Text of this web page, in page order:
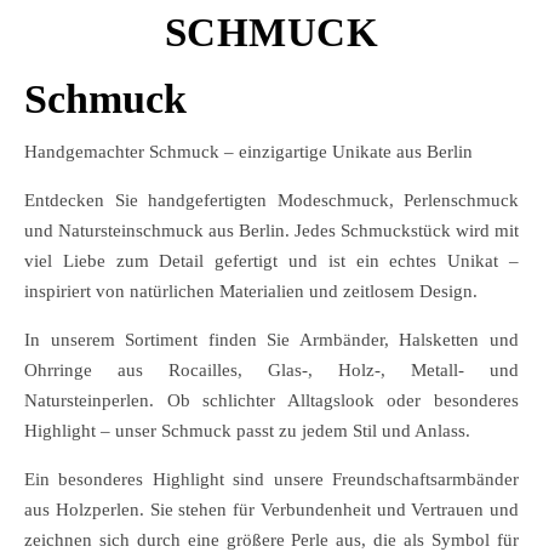
SCHMUCK
Schmuck
Handgemachter Schmuck – einzigartige Unikate aus Berlin
Entdecken Sie handgefertigten Modeschmuck, Perlenschmuck
und Natursteinschmuck aus Berlin. Jedes Schmuckstück wird mit
viel Liebe zum Detail gefertigt und ist ein echtes Unikat –
inspiriert von natürlichen Materialien und zeitlosem Design.
In unserem Sortiment finden Sie Armbänder, Halsketten und
Ohrringe aus Rocailles, Glas-, Holz-, Metall- und
Natursteinperlen. Ob schlichter Alltagslook oder besonderes
Highlight – unser Schmuck passt zu jedem Stil und Anlass.
Ein besonderes Highlight sind unsere Freundschaftsarmbänder
aus Holzperlen. Sie stehen für Verbundenheit und Vertrauen und
zeichnen sich durch eine größere Perle aus, die als Symbol für